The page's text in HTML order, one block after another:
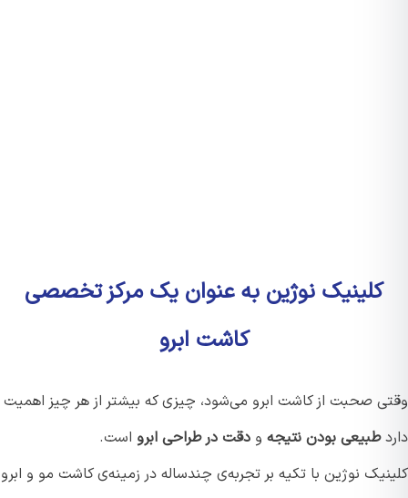
کلینیک نوژین به عنوان یک مرکز تخصصی
کاشت ابرو
صحبت از کاشت ابرو می‌شود، چیزی که بیشتر از هر چیز اهمیت
طبیعی بودن نتیجهودقت در طراحی ابرواست.
نوژین با تکیه بر تجربه‌ی چندساله در زمینه‌ی کاشت مو و ابرو